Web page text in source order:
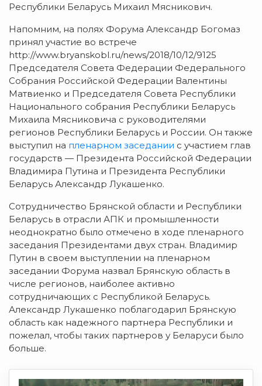
Республики Беларусь Михаил Мясникович.
Напомним, на полях Форума Александр Богомаз
принял участие во встрече
http://www.bryanskobl.ru/news/2018/10/12/9125
Председателя Совета Федерации Федерального
Собрания Российской Федерации Валентины
Матвиенко и Председателя Совета Республики
Национального собрания Республики Беларусь
Михаила Мясниковича с руководителями
регионов Республики Беларусь и России. Он также
выступил на пленарном заседании с участием глав
государств — Президента Российской Федерации
Владимира Путина и Президента Республики
Беларусь Александр Лукашенко.
Сотрудничество Брянской области и Республики
Беларусь в отрасли АПК и промышленности
неоднократно было отмечено в ходе пленарного
заседания Президентами двух стран. Владимир
Путин в своем выступлении на пленарном
заседании Форума назвал Брянскую область в
числе регионов, наиболее активно
сотрудничающих с Республикой Беларусь.
Александр Лукашенко поблагодарил Брянскую
область как надежного партнера Республики и
пожелал, чтобы таких партнеров у Беларуси было
больше.